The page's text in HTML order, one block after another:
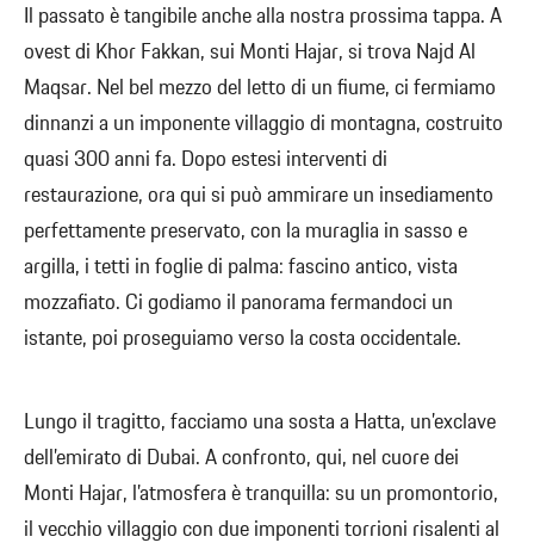
Il passato è tangibile anche alla nostra prossima tappa. A
ovest di Khor Fakkan, sui Monti Hajar, si trova Najd Al
Maqsar. Nel bel mezzo del letto di un fiume, ci fermiamo
dinnanzi a un imponente villaggio di montagna, costruito
quasi 300 anni fa. Dopo estesi interventi di
restaurazione, ora qui si può ammirare un insediamento
perfettamente preservato, con la muraglia in sasso e
argilla, i tetti in foglie di palma: fascino antico, vista
mozzafiato. Ci godiamo il panorama fermandoci un
istante, poi proseguiamo verso la costa occidentale.
Lungo il tragitto, facciamo una sosta a Hatta, un’exclave
dell’emirato di Dubai. A confronto, qui, nel cuore dei
Monti Hajar, l’atmosfera è tranquilla: su un promontorio,
il vecchio villaggio con due imponenti torrioni risalenti al